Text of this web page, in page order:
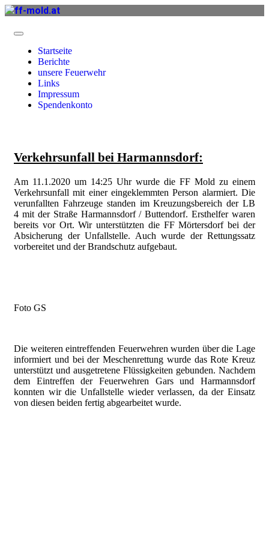
Startseite
Berichte
unsere Feuerwehr
Links
Impressum
Spendenkonto
Verkehrsunfall bei Harmannsdorf:
Am 11.1.2020 um 14:25 Uhr wurde die FF Mold zu einem
Verkehrsunfall mit einer eingeklemmten Person alarmiert. Die
verunfallten Fahrzeuge standen im Kreuzungsbereich der LB
4 mit der Straße Harmannsdorf / Buttendorf. Ersthelfer waren
bereits vor Ort. Wir unterstützten die FF Mörtersdorf bei der
Absicherung der Unfallstelle. Auch wurde der Rettungssatz
vorbereitet und der Brandschutz aufgebaut.
Foto GS
Die weiteren eintreffenden Feuerwehren wurden über die Lage
informiert und bei der Meschenrettung wurde das Rote Kreuz
unterstützt und ausgetretene Flüssigkeiten gebunden. Nachdem
dem Eintreffen der Feuerwehren Gars und Harmannsdorf
konnten wir die Unfallstelle wieder verlassen, da der Einsatz
von diesen beiden fertig abgearbeitet wurde.